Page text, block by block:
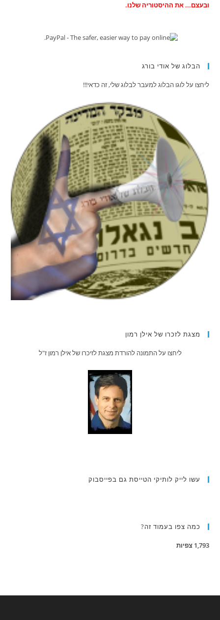
ובעצם... את ההיסטוריה שלנו.
הבלוג של אודי בורג
ליחצו על לוגו הבלוג למעבר לבלוג שלי, זה כדאי!!!
מצגת לזכרו של אילן רמון
ליחצו על התמונה להורדת מצגת לזיכרו של אילן רמון ז"ל
עשו לייק לותיקי הטייסת גם בפייסבוק
כמה צפו בעמוד זה?
1,793 צפיות